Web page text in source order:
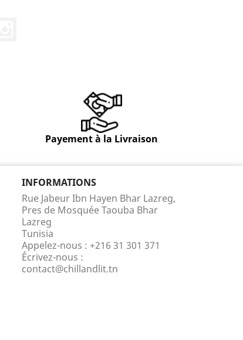
Payement à la Livraison
INFORMATIONS
Rue Jabeur Ibn Hayen Bhar Lazreg,
Pres de Mosquée Taouba Bhar
Lazreg
Tunisia
Appelez-nous : +216 31 301 371
Écrivez-nous :
contact@chillandlit.tn